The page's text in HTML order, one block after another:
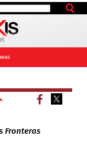
Fronteras